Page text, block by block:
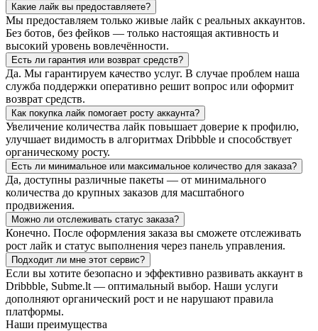
Какие лайк вы предоставляете?
Мы предоставляем только живые лайк с реальных аккаунтов.
Без ботов, без фейков — только настоящая активность и
высокий уровень вовлечённости.
Есть ли гарантия или возврат средств?
Да. Мы гарантируем качество услуг. В случае проблем наша
служба поддержки оперативно решит вопрос или оформит
возврат средств.
Как покупка лайк помогает росту аккаунта?
Увеличение количества лайк повышает доверие к профилю,
улучшает видимость в алгоритмах Dribbble и способствует
органическому росту.
Есть ли минимальное или максимальное количество для заказа?
Да, доступны различные пакеты — от минимального
количества до крупных заказов для масштабного
продвижения.
Можно ли отслеживать статус заказа?
Конечно. После оформления заказа вы сможете отслеживать
рост лайк и статус выполнения через панель управления.
Подходит ли мне этот сервис?
Если вы хотите безопасно и эффективно развивать аккаунт в
Dribbble, Subme.lt — оптимальный выбор. Наши услуги
дополняют органический рост и не нарушают правила
платформы.
Наши преимущества